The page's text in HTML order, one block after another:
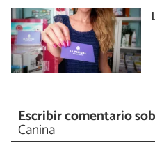
Escribir comentario
Canina